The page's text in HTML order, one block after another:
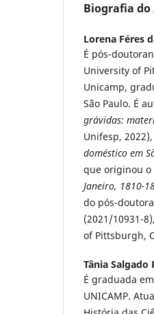
Biografia
Lorena Féres
É pós-
University of
Unicamp,
São Paulo. É
grávidas:
Unifesp,
doméstico em
que originou
Janeiro, 1810-
do pós-
(2021/10931-
of Pittsburgh,
Tânia Salgado
É graduada
UNICAMP.